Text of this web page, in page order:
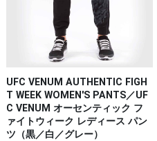
UFC VENUM AUTHENTIC FIGH
T WEEK WOMEN'S PANTS／UF
C VENUM オーセンティック フ
ァイトウィーク レディース パン
ツ（黒／白／グレー）